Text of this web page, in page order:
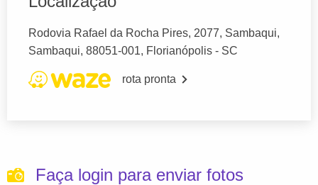
Rodovia Rafael da Rocha Pires, 2077, Sambaqui,
Sambaqui, 88051-001, Florianópolis - SC
rota pronta
Faça login para enviar fotos